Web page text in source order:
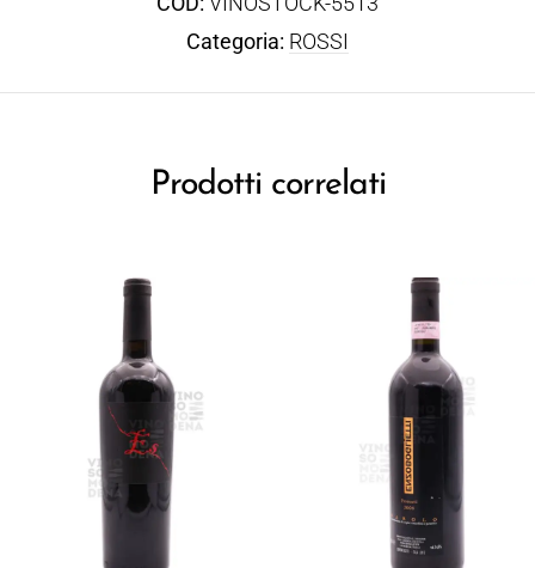
Categoria: ROSSI
Prodotti correlati